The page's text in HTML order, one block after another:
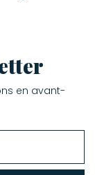
en avant-